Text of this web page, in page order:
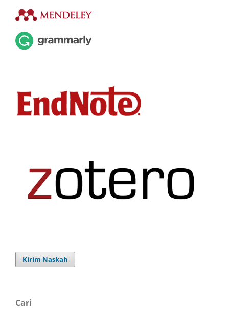
Kirim Naskah
Cari